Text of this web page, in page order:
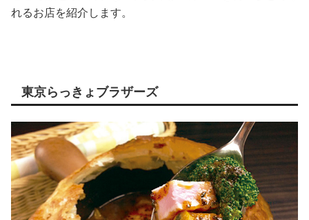
れるお店を紹介します。
東京らっきょブラザーズ